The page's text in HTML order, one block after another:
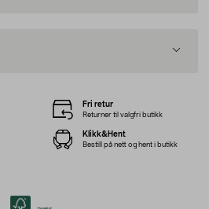
Fri retur
Returner til valgfri butikk
Klikk&Hent
Bestill på nett og hent i butikk